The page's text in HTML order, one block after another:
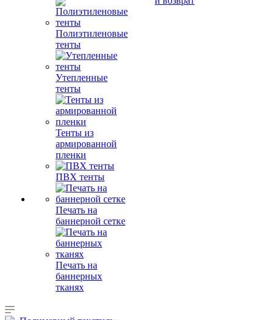
Полиэтиленовые
тенты
Утепленные
тенты
Тенты из
армированной
пленки
ПВХ тенты
Печать на
баннерной сетке
Печать на
баннерных
тканях